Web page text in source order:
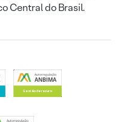
Central do Brasil.